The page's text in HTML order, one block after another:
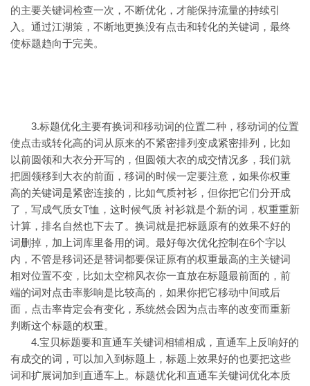
的主要关键词检查一次，不断优化，才能保持流量的持续引
入。通过江湖策，不断地更换没有点击和转化的关键词，最终
使标题趋向于完美。
3.标题优化主要有换词和移动词的位置二种，移动词的位置
使点击或转化高的词从原来的不紧密排列变成紧密排列，比如
以前圆领和大衣分开写的，但圆领大衣的成交情况多，我们就
把圆领移到大衣的前面，移词的时候一定要注意，如果你权重
高的关键词是紧密连接的，比如气质衬衫，但你把它们分开成
了，写成气质女T恤，这时候气质 衬衫就是个新的词，权重重新
计算，排名自然也下去了。换词就是把标题原有的效果不好的
词删掉，加上词库里备用的词。最好每次优化控制在6个字以
内，不管是移词还是替词都要保证原有的权重最高的主关键词
相对位置不变，比如太空棉风衣你一直放在标题最前面的，前
端的词对点击率影响是比较高的，如果你把它移动中间或后
面，点击率肯定会有变化，系统然会因为点击率的改变而重新
判断这个标题的权重。
4.宝贝标题要和直通车关键词相辅相成，直通车上反响好的
有成交的词，可以加入到标题上，标题上效果好的也要把这些
词和扩展词加到直通车上。标题优化和直通车关键词优化本质